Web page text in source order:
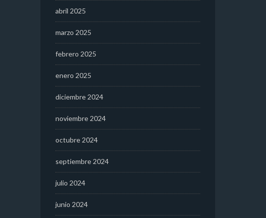
abril 2025
marzo 2025
febrero 2025
enero 2025
diciembre 2024
noviembre 2024
octubre 2024
septiembre 2024
julio 2024
junio 2024